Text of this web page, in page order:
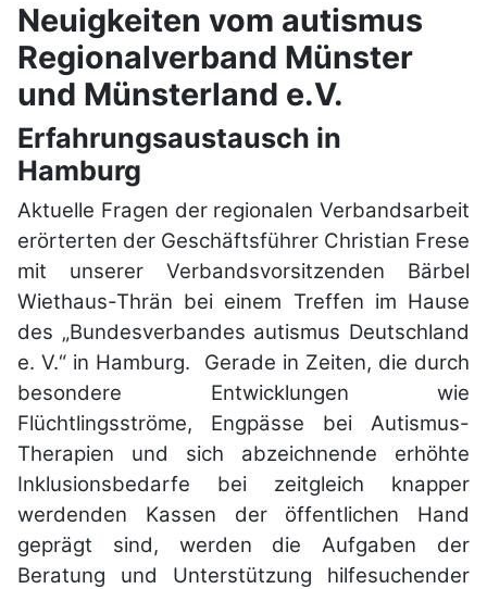
Neuigkeiten vom autismus
Regionalverband Münster
und Münsterland e.V.
Erfahrungsaustausch in
Hamburg
Aktuelle Fragen der regionalen Verbandsarbeit
erörterten der Geschäftsführer Christian Frese
mit unserer Verbandsvorsitzenden Bärbel
Wiethaus-Thrän bei einem Treffen im Hause
des „Bundesverbandes autismus Deutschland
e. V.“ in Hamburg. Gerade in Zeiten, die durch
besondere Entwicklungen wie
Flüchtlingsströme, Engpässe bei Autismus-
Therapien und sich abzeichnende erhöhte
Inklusionsbedarfe bei zeitgleich knapper
werdenden Kassen der öffentlichen Hand
geprägt sind, werden die Aufgaben der
Beratung und Unterstützung hilfesuchender